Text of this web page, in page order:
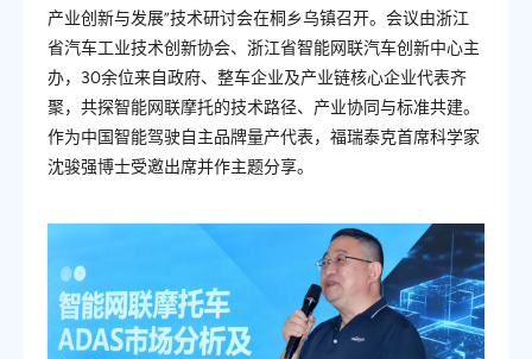
产业创新与发展”技术研讨会在桐乡乌镇召开。会议由浙江
省汽车工业技术创新协会、浙江省智能网联汽车创新中心主
办，30余位来自政府、整车企业及产业链核心企业代表齐
聚，共探智能网联摩托的技术路径、产业协同与标准共建。
作为中国智能驾驶自主品牌量产代表，福瑞泰克首席科学家
沈骏强博士受邀出席并作主题分享。